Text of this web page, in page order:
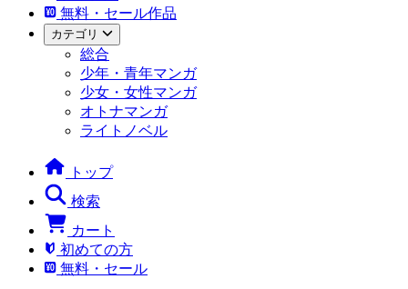
無料・セール作品
カテゴリ
総合
少年・青年マンガ
少女・女性マンガ
オトナマンガ
ライトノベル
トップ
検索
カート
初めての方
無料・セール